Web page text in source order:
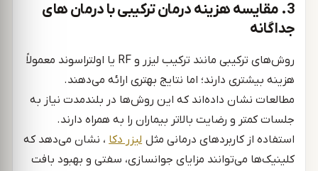
3. مقایسه هزینه درمان ترکیبی با درمان‌ های
جداگانه
روش‌های ترکیبی مانند ترکیب لیزر و RF یا اولتراسوند معمولاً
هزینه بیشتری دارند؛ اما نتایج بهتری ارائه می‌دهند.
مطالعات نشان داده‌اند که این روش‌ها در بلندمدت نیاز به
جلسات کمتر و رضایت بالاتر بیماران را به همراه دارند.
استفاده از کاربردهای درمانی مثل لیزر دکا ، نشان می‌دهد که
کلینیک‌ها می‌توانند مزایای جوانسازی، سفتی و بهبود بافت